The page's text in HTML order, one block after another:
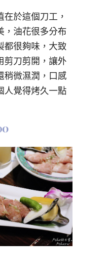
於這個刀工，
，油花很多分布
都很夠味，大致
剪刀剪開，讓外
稍微濕潤，口感
人覺得烤久一點